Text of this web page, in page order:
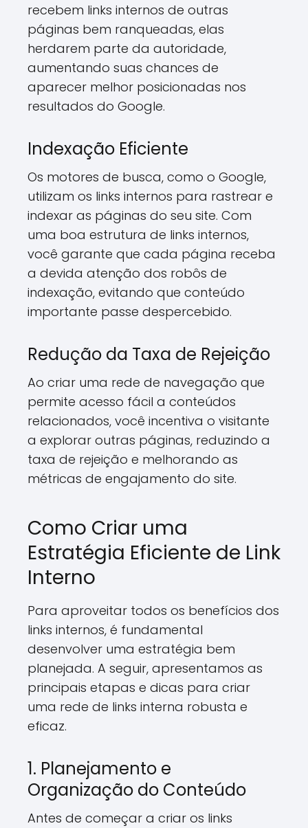
recebem links internos de outras
páginas bem ranqueadas, elas
herdarem parte da autoridade,
aumentando suas chances de
aparecer melhor posicionadas nos
resultados do Google.
Indexação Eficiente
Os motores de busca, como o Google,
utilizam os links internos para rastrear e
indexar as páginas do seu site. Com
uma boa estrutura de links internos,
você garante que cada página receba
a devida atenção dos robôs de
indexação, evitando que conteúdo
importante passe despercebido.
Redução da Taxa de Rejeição
Ao criar uma rede de navegação que
permite acesso fácil a conteúdos
relacionados, você incentiva o visitante
a explorar outras páginas, reduzindo a
taxa de rejeição e melhorando as
métricas de engajamento do site.
Como Criar uma
Estratégia Eficiente de Link
Interno
Para aproveitar todos os benefícios dos
links internos, é fundamental
desenvolver uma estratégia bem
planejada. A seguir, apresentamos as
principais etapas e dicas para criar
uma rede de links interna robusta e
eficaz.
1. Planejamento e
Organização do Conteúdo
Antes de começar a criar os links